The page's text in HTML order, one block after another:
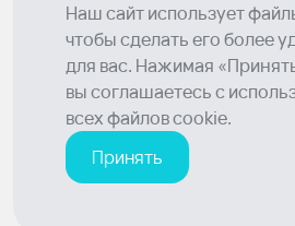
Наш сайт использует
чтобы сделать его более
для вас. Нажимая
вы соглашаетесь с
всех файлов cookie.
Принять
sales@lumion.tech
Социальные сети
© 2026 Lumion
Политика конфиденциальности
© Вся информация о товарах и ценах,
исключительно информационный характер
является публичной офертой согласно